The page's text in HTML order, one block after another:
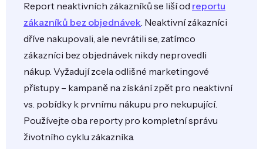
Report neaktivních zákazníků se liší od reportu
zákazníků bez objednávek. Neaktivní zákazníci
dříve nakupovali, ale nevrátili se, zatímco
zákazníci bez objednávek nikdy neprovedli
nákup. Vyžadují zcela odlišné marketingové
přístupy – kampaně na získání zpět pro neaktivní
vs. pobídky k prvnímu nákupu pro nekupující.
Používejte oba reporty pro kompletní správu
životního cyklu zákazníka.